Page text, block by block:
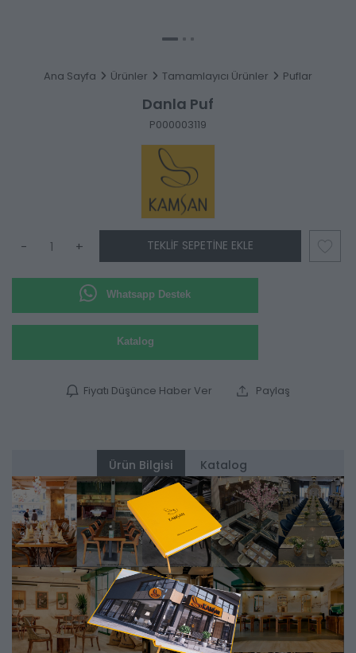
Ana Sayfa Ürünler Tamamlayıcı Ürünler Puflar
Danla Puf
P000003119
- + TEKLIF SEPETINE EKLE
Whatsapp Destek
Katalog
Fiyatı Düşünce Haber Ver Paylaş
Ürün Bilgisi Katalog
Alternatifler